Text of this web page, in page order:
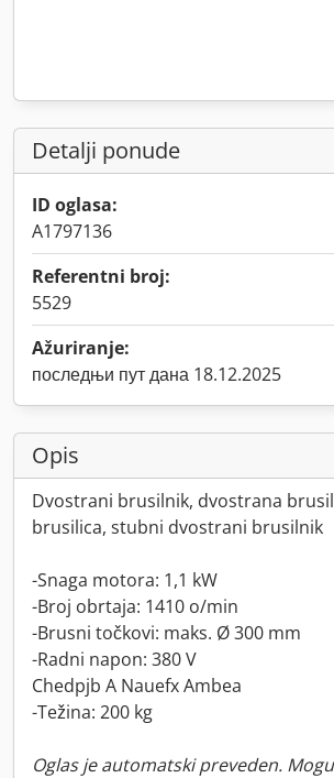
Detalji ponude
ID oglasa:
A1797136
Referentni broj:
5529
Ažuriranje:
последњи пут дана 18.12.2025
Opis
Dvostrani brusilnik, dvostrana
brusilica, stubni dvostrani brusilnik
-Snaga motora: 1,1 kW
-Broj obrtaja: 1410 o/min
-Brusni točkovi: maks. Ø 300 mm
-Radni napon: 380 V
Chedpjb A Nauefx Ambea
-Težina: 200 kg
Oglas je automatski preveden.